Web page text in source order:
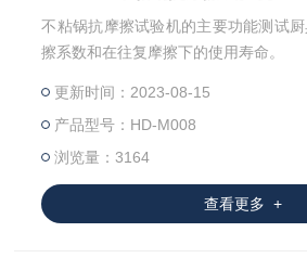
不粘锅抗摩擦试验机的主要功能测试
擦系数和在往复摩擦下的使用寿命。
更新时间：2023-08-15
产品型号：HD-M008
浏览量：3164
查看更多 +